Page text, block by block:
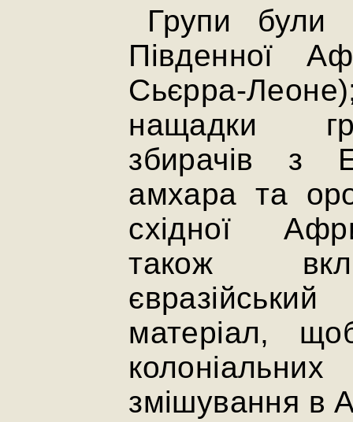
Групи
Південної
Сьєрра-
нащадки
збирачів з
амхара та
східної
також
матеріал,
змішування в